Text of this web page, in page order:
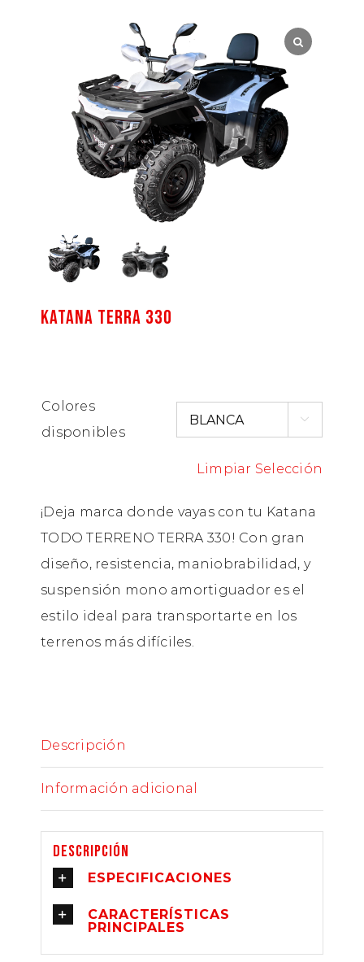
KATANA TERRA 330
Colores
disponibles

Limpiar Selección
¡Deja marca donde vayas con tu Katana
TODO TERRENO TERRA 330! Con gran
diseño, resistencia, maniobrabilidad, y
suspensión mono amortiguador es el
estilo ideal para transportarte en los
terrenos más difíciles.
Descripción
Información adicional
Descripción
ESPECIFICACIONES
CARACTERÍSTICAS
PRINCIPALES